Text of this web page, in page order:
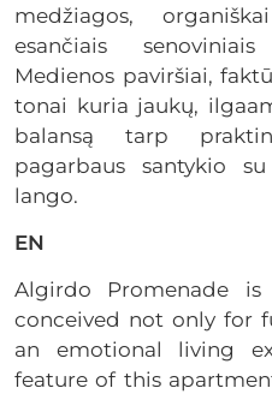
medžiagos,
esančiais
Medienos paviršiai,
tonai kuria jaukų,
balansą tarp
pagarbaus santykio
lango.
EN
Algirdo Promenade
conceived not only for
an emotional living
feature of this